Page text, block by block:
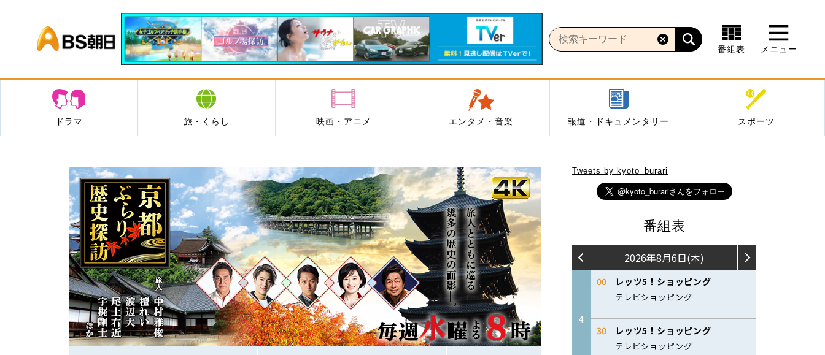
BS朝日
番組表 メニュー
ドラマ 旅・くらし 映画・アニメ エンタメ・音楽 報道・ドキュメンタリー スポーツ
Tweets by kyoto_burari
番組表